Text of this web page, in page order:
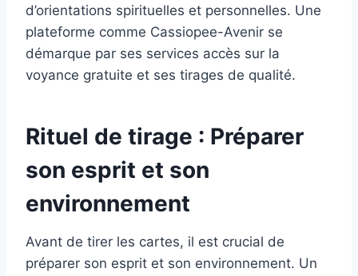
d’orientations spirituelles et personnelles. Une
plateforme comme Cassiopee-Avenir se
démarque par ses services accès sur la
voyance gratuite et ses tirages de qualité.
Rituel de tirage : Préparer
son esprit et son
environnement
Avant de tirer les cartes, il est crucial de
préparer son esprit et son environnement. Un